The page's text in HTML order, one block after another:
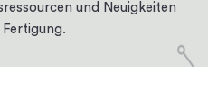
und Neuigkeiten